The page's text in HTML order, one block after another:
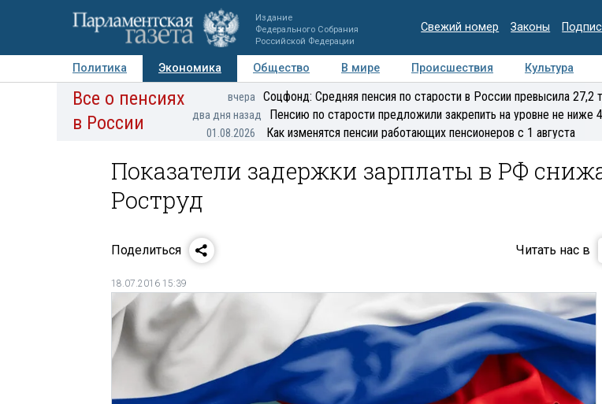
Издание
Федерального Собрания
Российской Федерации
Свежий номер Законы
Политика Экономика Общество В мире Происшествия Культура
Авторы Персоны Мнения Регионы Медиацентр Интервью
Все о пенсиях
в России
вчера Соцфонд: Средняя пенсия по старости в России превысила 27,2
два дня назад Пенсию по старости предложили закрепить на уровне не ниже
01.08.2026 Как изменятся пенсии работающих пенсионеров с 1 августа
Показатели задержки зарплаты в РФ
Роструд
Поделиться Читать нас в
18.07.2016 15:39